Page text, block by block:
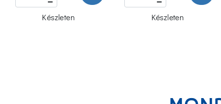
Készleten Készleten